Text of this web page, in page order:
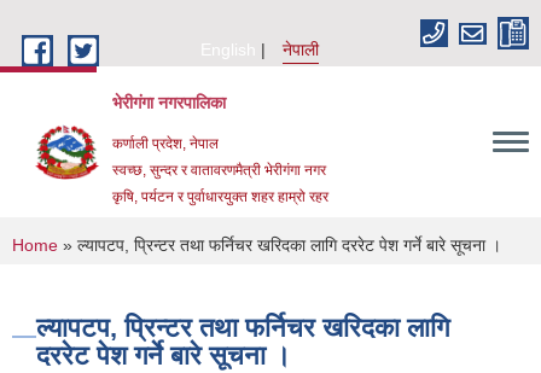
English
नेपाली
भेरीगंगा नगरपालिका
कर्णाली प्रदेश, नेपाल
स्वच्छ, सुन्दर र वातावरणमैत्री भेरीगंगा नगर
कृषि, पर्यटन र पुर्वाधारयुक्त शहर हाम्रो रहर
You are here
Home » ल्यापटप, प्रिन्टर तथा फर्निचर खरिदका लागि दररेट पेश गर्ने बारे सूचना ।
ल्यापटप, प्रिन्टर तथा फर्निचर खरिदका लागि
दररेट पेश गर्ने बारे सूचना ।